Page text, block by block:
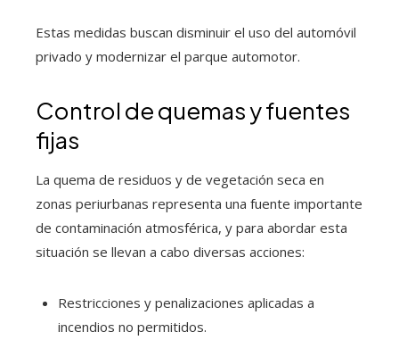
Estas medidas buscan disminuir el uso del automóvil
privado y modernizar el parque automotor.
Control de quemas y fuentes
fijas
La quema de residuos y de vegetación seca en
zonas periurbanas representa una fuente importante
de contaminación atmosférica, y para abordar esta
situación se llevan a cabo diversas acciones:
Restricciones y penalizaciones aplicadas a
incendios no permitidos.